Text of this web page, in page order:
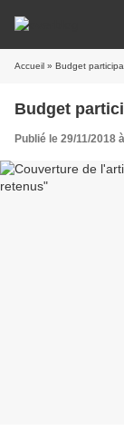
Accueil » Budget
Budget
Publié le 29/11/2018